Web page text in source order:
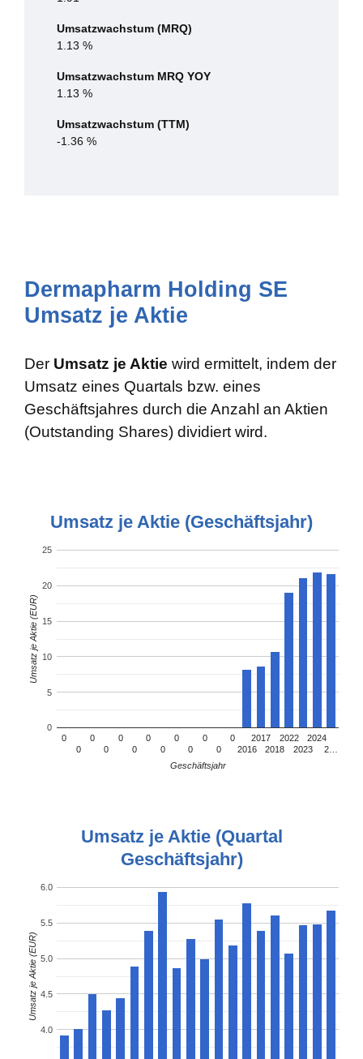
Umsatzwachstum (MRQ)
1.13 %
Umsatzwachstum MRQ YOY
1.13 %
Umsatzwachstum (TTM)
-1.36 %
Dermapharm Holding SE
Umsatz je Aktie
Der Umsatz je Aktie wird ermittelt, indem der
Umsatz eines Quartals bzw. eines
Geschäftsjahres durch die Anzahl an Aktien
(Outstanding Shares) dividiert wird.
Umsatz je Aktie (Geschäftsjahr)
0
0
0
0
0
0
0
0
0
0
0
0
0
2016
2017
2018
2022
2023
2024
2…
0
5
10
15
20
25
Geschäftsjahr
Umsatz je Aktie (EUR)
Umsatz je Aktie (Quartal
Geschäftsjahr)
4.0
4.5
5.0
5.5
6.0
Umsatz je Aktie (EUR)